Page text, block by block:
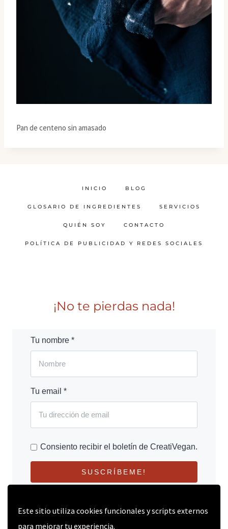
Este sitio utiliza cookies funcionales y scripts externos
para mejorar tu experiencia.
Pan de centeno sin amasado
INICIO BLOG
GLOSARIO DE INGREDIENTES SERVICIOS
QUIÉN SOY CONTACTO
POLÍTICA DE PUBLICIDAD Y REDES SOCIALES
¡No te pierdas nada!
Tu nombre *
Tu email *
Consiento recibir el boletín de CreatiVegan.
SUSCRÍBEME!